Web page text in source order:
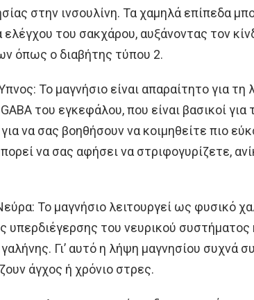
στην ινσουλίνη. Τα χαμηλά επίπεδα
του σακχάρου, αυξάνοντας τον
όπως ο διαβήτης τύπου 2.
Το μαγνήσιο είναι απαραίτητο για τη
του εγκεφάλου, που είναι βασικοί
για να σας βοηθήσουν να κοιμηθείτε πιο
να σας αφήσει να στριφογυρίζετε,
Το μαγνήσιο λειτουργεί ως φυσικό
υπερδιέγερσης του νευρικού συστήματος
γαλήνης. Γι’ αυτό η λήψη μαγνησίου συχνά
άγχος ή χρόνιο στρες.